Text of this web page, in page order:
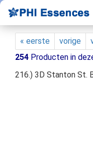
« eerste vorige
254 Producten in
216.) 3D Stanton St.